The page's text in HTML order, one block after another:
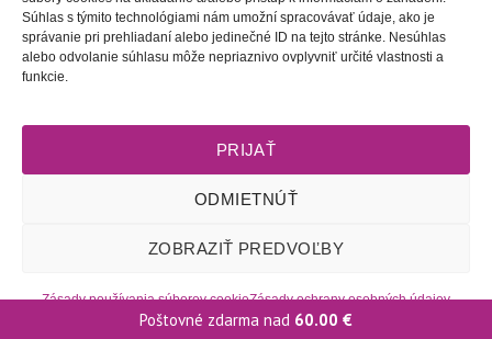
Súhlas s týmito technológiami nám umožní spracovávať údaje, ako je
správanie pri prehliadaní alebo jedinečné ID na tejto stránke. Nesúhlas
alebo odvolanie súhlasu môže nepriaznivo ovplyvniť určité vlastnosti a
funkcie.
PRIJAŤ
ODMIETNÚŤ
ZOBRAZIŤ PREDVOĽBY
Zásady používania súborov cookieZásady ochrany osobných údajov
Anjeličku môj strážničku |
prívesok
45.00€ – 48.00€Price
Krištále Vianoc | šperk na
Vianočnú guľu
116.00€
Obchodné podmienkyl Dodacie podmienky l Odstúpenie od
Reklamačný poriadok l Starostlivosť o šperky
2009 - 2026 © Tete-Art, Všetky práva vyhradené
Poštovné zdarma nad 60.00 €